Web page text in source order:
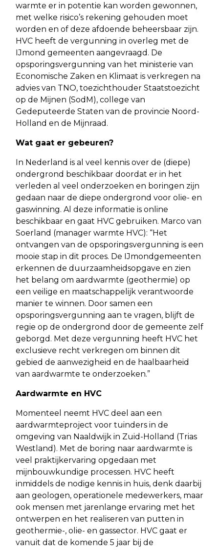
warmte er in potentie kan worden gewonnen,
met welke risico’s rekening gehouden moet
worden en of deze afdoende beheersbaar zijn.
HVC heeft de vergunning in overleg met de
IJmond gemeenten aangevraagd. De
opsporingsvergunning van het ministerie van
Economische Zaken en Klimaat is verkregen na
advies van TNO, toezichthouder Staatstoezicht
op de Mijnen (SodM), college van
Gedeputeerde Staten van de provincie Noord-
Holland en de Mijnraad.
Wat gaat er gebeuren?
In Nederland is al veel kennis over de (diepe)
ondergrond beschikbaar doordat er in het
verleden al veel onderzoeken en boringen zijn
gedaan naar de diepe ondergrond voor olie- en
gaswinning. Al deze informatie is online
beschikbaar en gaat HVC gebruiken. Marco van
Soerland (manager warmte HVC): “Het
ontvangen van de opsporingsvergunning is een
mooie stap in dit proces. De IJmondgemeenten
erkennen de duurzaamheidsopgave en zien
het belang om aardwarmte (geothermie) op
een veilige en maatschappelijk verantwoorde
manier te winnen. Door samen een
opsporingsvergunning aan te vragen, blijft de
regie op de ondergrond door de gemeente zelf
geborgd. Met deze vergunning heeft HVC het
exclusieve recht verkregen om binnen dit
gebied de aanwezigheid en de haalbaarheid
van aardwarmte te onderzoeken.”
Aardwarmte en HVC
Momenteel neemt HVC deel aan een
aardwarmteproject voor tuinders in de
omgeving van Naaldwijk in Zuid-Holland (Trias
Westland). Met de boring naar aardwarmte is
veel praktijkervaring opgedaan met
mijnbouwkundige processen. HVC heeft
inmiddels de nodige kennis in huis, denk daarbij
aan geologen, operationele medewerkers, maar
ook mensen met jarenlange ervaring met het
ontwerpen en het realiseren van putten in
geothermie-, olie- en gassector. HVC gaat er
vanuit dat de komende 5 jaar bij de